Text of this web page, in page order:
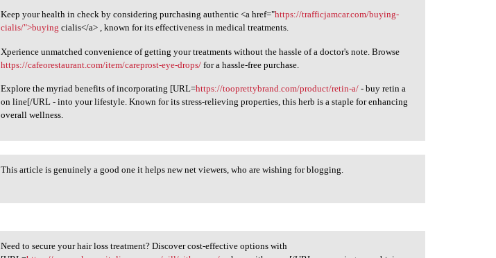
Keep your health in check by considering purchasing authentic <a href="https://trafficjamcar.com/buying-
cialis/">buying cialis</a> , known for its effectiveness in medical treatments.
Xperience unmatched convenience of getting your treatments without the hassle of a doctor's note. Browse
https://cafeorestaurant.com/item/careprost-eye-drops/ for a hassle-free purchase.
Explore the myriad benefits of incorporating [URL=https://tooprettybrand.com/product/retin-a/ - buy retin a
on line[/URL - into your lifestyle. Known for its stress-relieving properties, this herb is a staple for enhancing
overall wellness.
This article is genuinely a
This article is genuinely a good one it helps new net viewers, who are wishing for blogging.
Need to secure your hair loss treatment? Discover cost-effective options with